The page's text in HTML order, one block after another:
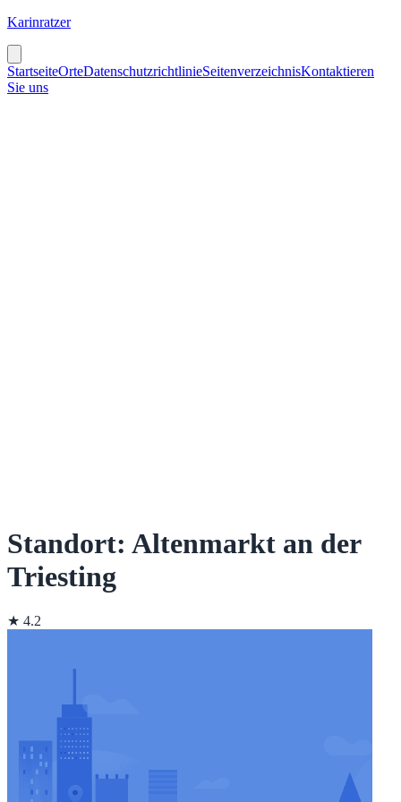
Karinratzer
StartseiteOrteDatenschutzrichtlinieSeitenverzeichnisKontaktieren
Sie uns
Standort: Altenmarkt an der
Triesting
★ 4.2